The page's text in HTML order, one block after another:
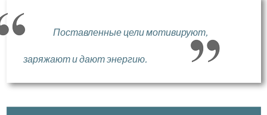
Поставленные цели мотивируют,
заряжают и дают энергию.